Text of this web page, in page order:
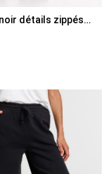
détails zippés